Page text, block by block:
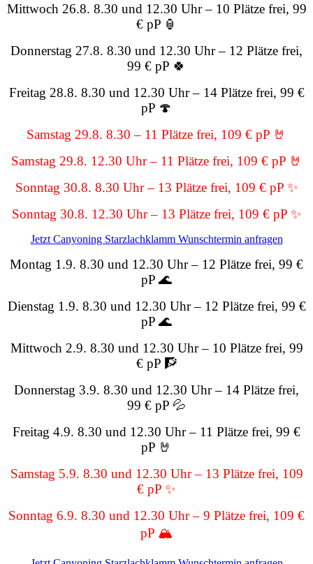
Mittwoch 26.8. 8.30 und 12.30 Uhr – 10 Plätze frei, 99
€ pP 🏮
Donnerstag 27.8. 8.30 und 12.30 Uhr – 12 Plätze frei,
99 € pP 🍀
Freitag 28.8. 8.30 und 12.30 Uhr – 14 Plätze frei, 99 €
pP 🍄
Samstag 29.8. 8.30 – 11 Plätze frei, 109 € pP 🤘
Samstag 29.8. 12.30 Uhr – 11 Plätze frei, 109 € pP 🤘
Sonntag 30.8. 8.30 Uhr – 13 Plätze frei, 109 € pP ✨
Sonntag 30.8. 12.30 Uhr – 13 Plätze frei, 109 € pP ✨
Jetzt Canyoning Starzlachklamm Wunschtermin anfragen
Montag 1.9. 8.30 und 12.30 Uhr – 12 Plätze frei, 99 €
pP 🌊
Dienstag 1.9. 8.30 und 12.30 Uhr – 12 Plätze frei, 99 €
pP 🌊
Mittwoch 2.9. 8.30 und 12.30 Uhr – 10 Plätze frei, 99
€ pP 🧗
Donnerstag 3.9. 8.30 und 12.30 Uhr – 14 Plätze frei,
99 € pP 💦
Freitag 4.9. 8.30 und 12.30 Uhr – 11 Plätze frei, 99 €
pP 🤘
Samstag 5.9. 8.30 und 12.30 Uhr – 13 Plätze frei, 109
€ pP ✨
Sonntag 6.9. 8.30 und 12.30 Uhr – 9 Plätze frei, 109 €
pP 🏔️